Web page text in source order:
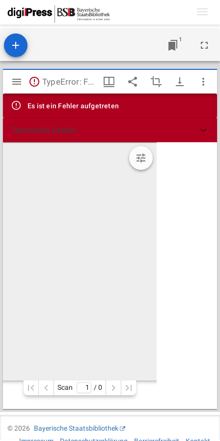
1
Mirador
Viewer
TypeError: Failed to fetch
Es ist ein Fehler aufgetreten
Technische Details
Scan / 0
©2026
Bayerische Staatsbibliothek